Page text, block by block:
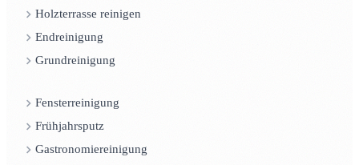
Holzterrasse reinigen
Endreinigung
Grundreinigung
Fensterreinigung
Frühjahrsputz
Gastronomiereinigung